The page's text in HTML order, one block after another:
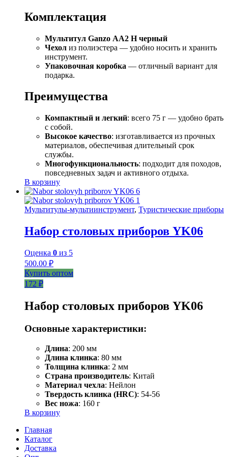
Комплектация
Мультитул Ganzo АА2 Н черный
Чехол из полиэстера — удобно носить и хранить
инструмент.
Упаковочная коробка — отличный вариант для
подарка.
Преимущества
Компактный и легкий: всего 75 г — удобно брать
с собой.
Высокое качество: изготавливается из прочных
материалов, обеспечивая длительный срок
службы.
Многофункциональность: подходит для походов,
повседневных задач и активного отдыха.
В корзину
Мультитулы-мультиинструмент, Туристические приборы
Набор столовых приборов YK06
Оценка 0 из 5
500.00 ₽
Купить оптом
172 ₽
Набор столовых приборов YK06
Основные характеристики:
Длина: 200 мм
Длина клинка: 80 мм
Толщина клинка: 2 мм
Страна производитель: Китай
Материал чехла: Нейлон
Твердость клинка (HRC): 54-56
Вес ножа: 160 г
В корзину
Главная
Каталог
Доставка